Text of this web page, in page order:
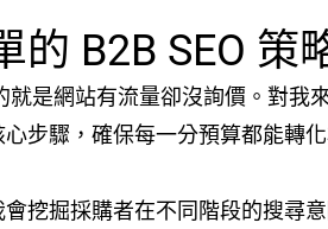
B2B SEO 策
是網站有流量卻沒詢價。對我
步驟，確保每一分預算都能轉
會挖掘採購者在不同階段的搜尋